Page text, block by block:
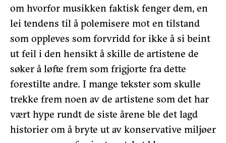
om hvorfor musikken faktisk fenger dem, en
lei tendens til å polemisere mot en tilstand
som oppleves som forvridd for ikke å si beint
ut feil i den hensikt å skille de artistene de
søker å løfte frem som frigjorte fra dette
forestilte andre. I mange tekster som skulle
trekke frem noen av de artistene som det har
vært hype rundt de siste årene ble det lagd
historier om å bryte ut av konservative miljøer